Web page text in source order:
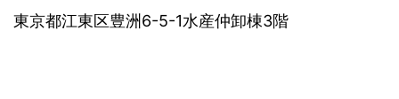
東京都江東区豊洲6-5-1水産仲卸棟3階